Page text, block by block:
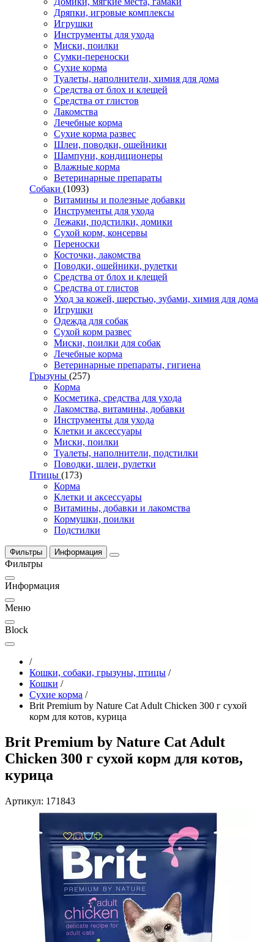
Дряпки, игровые комплексы
Игрушки
Инструменты для ухода
Миски, поилки
Сумки-переноски
Сухие корма
Туалеты, наполнители, химия для дома
Средства от блох и клещей
Средства от глистов
Лакомства
Лечебные корма
Сухие корма развес
Шлеи, поводки, ошейники
Шампуни, кондиционеры
Влажные корма
Ветеринарные препараты
Собаки (1093)
Витамины и полезные добавки
Инструменты для ухода
Лежаки, подстилки, домики
Сухой корм, консервы
Переноски
Косточки, лакомства
Поводки, ошейники, рулетки
Средства от блох и клещей
Средства от глистов
Уход за кожей, шерстью, зубами, химия для дома
Игрушки
Одежда для собак
Сухой корм развес
Миски, поилки для собак
Лечебные корма
Ветеринарные препараты, гигиена
Грызуны (257)
Корма
Косметика, средства для ухода
Лакомства, витамины, добавки
Инструменты для ухода
Клетки и аксессуары
Миски, поилки
Туалеты, наполнители, подстилки
Поводки, шлеи, рулетки
Птицы (173)
Корма
Клетки и аксессуары
Витамины, добавки и лакомства
Кормушки, поилки
Подстилки
Фильтры Информация
Фильтры
Информация
Меню
Block
/
Кошки, собаки, грызуны, птицы /
Кошки /
Сухие корма /
Brit Premium by Nature Cat Adult Chicken 300 г сухой
корм для котов, курица
Brit Premium by Nature Cat Adult
Chicken 300 г сухой корм для котов,
курица
Артикул: 171843